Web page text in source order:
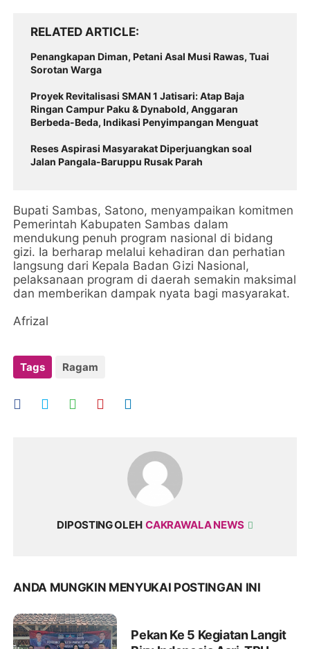
RELATED ARTICLE
Penangkapan Diman, Petani Asal Musi Rawas, Tuai
Sorotan Warga
Proyek Revitalisasi SMAN 1 Jatisari: Atap Baja
Ringan Campur Paku & Dynabold, Anggaran
Berbeda-Beda, Indikasi Penyimpangan Menguat
Reses Aspirasi Masyarakat Diperjuangkan soal
Jalan Pangala-Baruppu Rusak Parah
Bupati Sambas, Satono, menyampaikan komitmen
Pemerintah Kabupaten Sambas dalam
mendukung penuh program nasional di bidang
gizi. Ia berharap melalui kehadiran dan perhatian
langsung dari Kepala Badan Gizi Nasional,
pelaksanaan program di daerah semakin maksimal
dan memberikan dampak nyata bagi masyarakat.
Afrizal
Tags Ragam
DIPOSTING OLEH CAKRAWALA NEWS
ANDA MUNGKIN MENYUKAI POSTINGAN INI
Pekan Ke 5 Kegiatan Langit